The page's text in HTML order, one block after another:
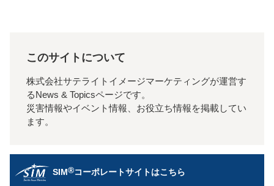
このサイトについて
株式会社サテライトイメージマーケティングが運営す
るNews & Topicsページです。
災害情報やイベント情報、お役立ち情報を掲載してい
ます。
SIM®コーポレートサイトはこちら